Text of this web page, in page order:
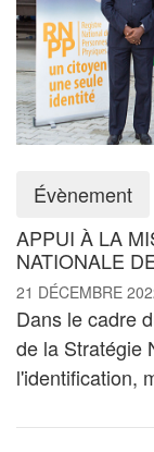
Évènement
APPUI À LA
NATIONALE
21 DÉCEMBRE
Dans le cadre
de la Stratégie
l'identification,